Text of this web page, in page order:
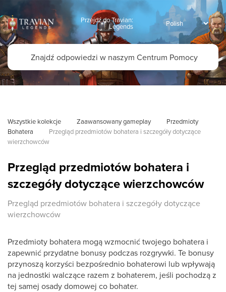
Przejdź do Travian:
Legends
Wszystkie kolekcje Zaawansowany gameplay
Przedmioty
Bohatera
Przegląd przedmiotów bohatera i szczegóły dotyczące
wierzchowców
Przegląd przedmiotów bohatera i
szczegóły dotyczące wierzchowców
Przegląd przedmiotów bohatera i szczegóły dotyczące
wierzchowców
Przedmioty bohatera mogą wzmocnić twojego bohatera i
zapewnić przydatne bonusy podczas rozgrywki. Te bonusy
przynoszą korzyści bezpośrednio bohaterowi lub wpływają
na jednostki walczące razem z bohaterem, jeśli pochodzą z
tej samej osady domowej co bohater.